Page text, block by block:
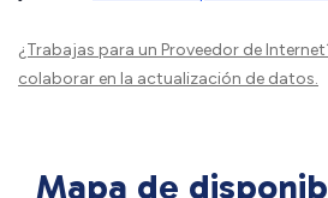
¿Trabajas para un Proveedor de
colaborar en la actualización de datos.
Mapa de